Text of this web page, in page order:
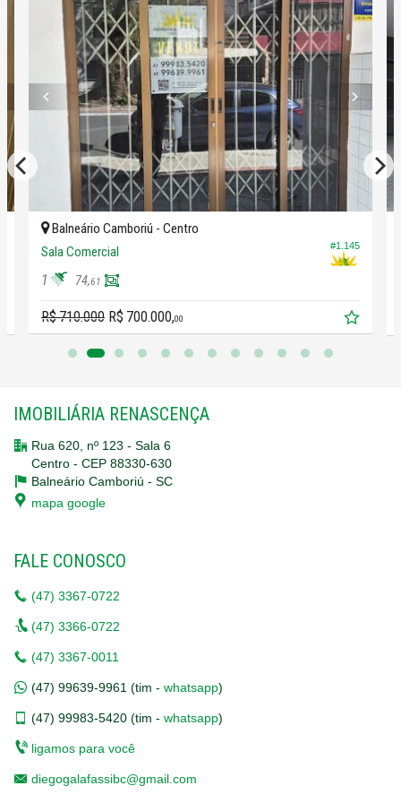
#DiegoGalafassi
#1.145
Balneário Camboriú - Centro
Sala Comercial
1 74,61
R$ 710.000 R$ 700.000,00
IMOBILIÁRIA RENASCENÇA
Rua 620, nº 123 - Sala 6
Centro - CEP 88330-630
Balneário Camboriú - SC
mapa google
FALE CONOSCO
(47) 3367-0722
(47) 3366-0722
(47) 3367-0011
(47) 99639-9961 (tim - whatsapp)
(47) 99983-5420 (tim - whatsapp)
ligamos para você
diegogalafassibc@gmail.com